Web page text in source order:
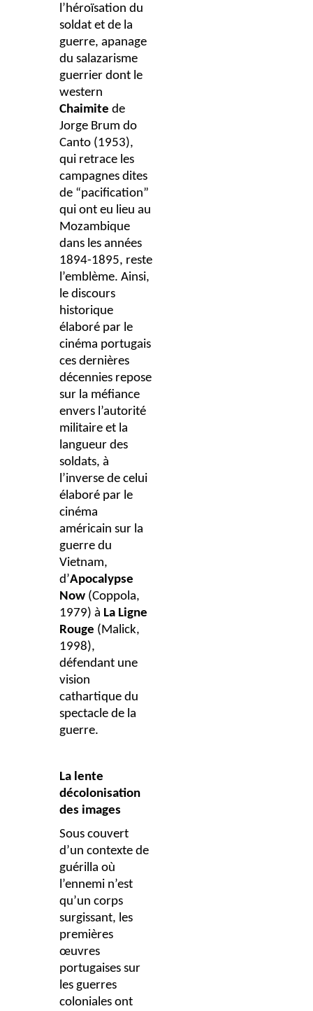
l’héroïsation du
soldat et de la
guerre, apanage
du salazarisme
guerrier dont le
western
Chaimite de
Jorge Brum do
Canto (1953),
qui retrace les
campagnes dites
de “pacification”
qui ont eu lieu au
Mozambique
dans les années
1894-1895, reste
l’emblème. Ainsi,
le discours
historique
élaboré par le
cinéma portugais
ces dernières
décennies repose
sur la méfiance
envers l’autorité
militaire et la
langueur des
soldats, à
l’inverse de celui
élaboré par le
cinéma
américain sur la
guerre du
Vietnam,
d’Apocalypse
Now (Coppola,
1979) à La Ligne
Rouge (Malick,
1998),
défendant une
vision
cathartique du
spectacle de la
guerre.
La lente
décolonisation
des images
Sous couvert
d’un contexte de
guérilla où
l’ennemi n’est
qu’un corps
surgissant, les
premières
œuvres
portugaises sur
les guerres
coloniales ont